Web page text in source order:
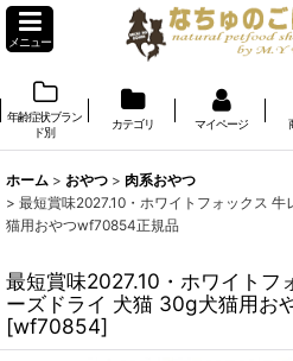
メニュー
年齢症状ブラン
ド別
カテゴリ マイページ
ホーム > おやつ > 肉系おやつ
> 最短賞味2027.10・ホワイトフォックス
猫用おやつwf70854正規品
最短賞味2027.10・ホワイトフ
ーズドライ 犬猫 30g犬猫用お
[wf70854]